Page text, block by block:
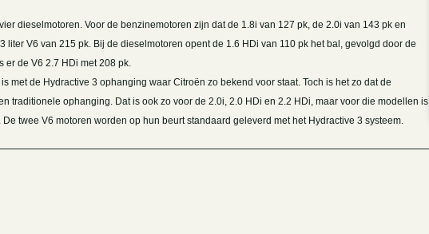
dieselmotoren. Voor de benzinemotoren zijn dat de 1.8i van 127 pk, de 2.0i van 143 pk en
3 liter V6 van 215 pk. Bij de dieselmotoren opent de 1.6 HDi van 110 pk het bal, gevolgd door de
er de V6 2.7 HDi met 208 pk.
met de Hydractive 3 ophanging waar Citroën zo bekend voor staat. Toch is het zo dat de
traditionele ophanging. Dat is ook zo voor de 2.0i, 2.0 HDi en 2.2 HDi, maar voor die modellen is
twee V6 motoren worden op hun beurt standaard geleverd met het Hydractive 3 systeem.